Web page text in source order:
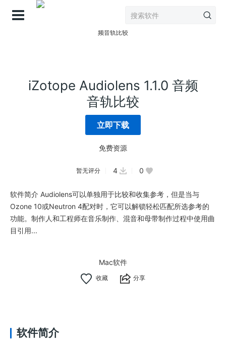
iZotope Audiolens 1.1.0 音频
音轨比较
立即下载
免费资源
暂无评分 4 0
软件简介 Audiolens可以单独用于比较和收集参考，但是当与
Ozone 10或Neutron 4配对时，它可以解锁轻松匹配所选参考的
功能。制作人和工程师在音乐制作、混音和母带制作过程中使用曲
目引用...
Mac软件
分享
软件简介